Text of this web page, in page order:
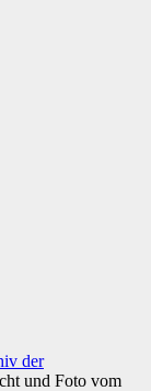
der
und Foto vom